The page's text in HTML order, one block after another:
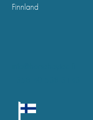
Finnland